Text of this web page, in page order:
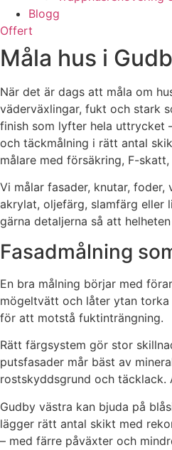
Blogg
Offert
Måla hus i
När det är dags att måla om
väderväxlingar, fukt och stark
finish som lyfter hela uttrycket
och täckmålning i rätt antal
målare med försäkring, F-
Vi målar fasader, knutar,
akrylat, oljefärg, slamfärg eller
gärna detaljerna så att
Fasadmålning
En bra målning börjar med
mögeltvätt och låter ytan
för att motstå fuktinträngning.
Rätt färgsystem gör stor
putsfasader mår bäst av
rostskyddsgrund och täcklack.
Gudby västra kan bjuda på
lägger rätt antal skikt med
– med färre påväxter och